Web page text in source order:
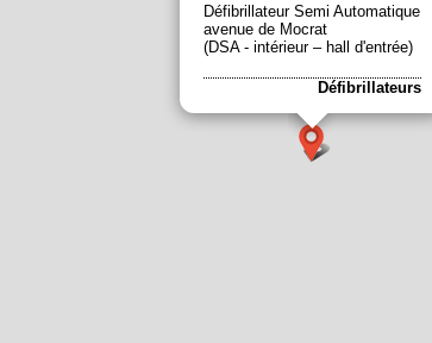
Défibrillateur Semi Automatique
avenue de Mocrat
(DSA - intérieur – hall d'entrée)
Défibrillateurs